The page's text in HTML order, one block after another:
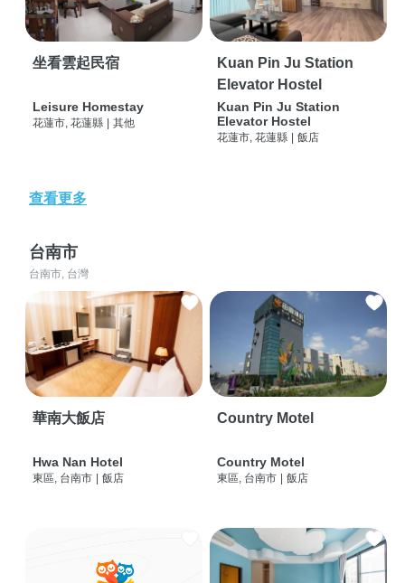
坐看雲起民宿
Leisure Homestay
花蓮市, 花蓮縣 其他
Kuan Pin Ju Station
Elevator Hostel
Kuan Pin Ju Station
Elevator Hostel
花蓮市, 花蓮縣 飯店
查看更多
台南市
台南市, 台灣
華南大飯店
Hwa Nan Hotel
東區, 台南市 | 飯店
Country Motel
Country Motel
東區, 台南市 | 飯店